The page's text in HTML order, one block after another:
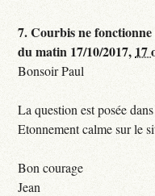
7.Courbis ne fonctionne
du matin 17/10/2017, 17
Bonsoir Paul
La question est posée
Etonnement calme sur le
Bon courage
Jean